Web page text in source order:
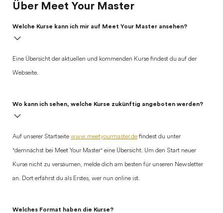
Über Meet Your Master
Welche Kurse kann ich mir auf Meet Your Master ansehen?
Eine Übersicht der aktuellen und kommenden Kurse findest du auf der
Webseite.
Wo kann ich sehen, welche Kurse zukünftig angeboten werden?
Auf unserer Startseite www.meetyourmaster.de findest du unter
"demnächst bei Meet Your Master" eine Übersicht. Um den Start neuer
Kurse nicht zu versäumen, melde dich am besten für unseren Newsletter
an. Dort erfährst du als Erstes, wer nun online ist.
Welches Format haben die Kurse?